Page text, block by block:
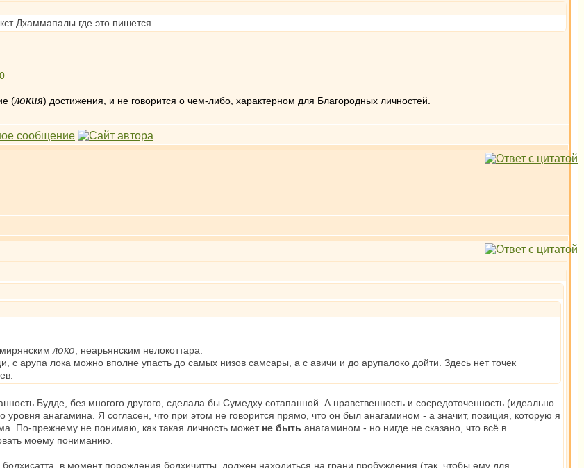
Дхаммапалы где это пишется.
(локия) достижения, и не говорится о чем-либо, характерном для Благородных личностей.
локо , неарьянским нелокоттара.
с арупа лока можно вполне упасть до самых низов самсары, а с авичи и до арупалоко дойти. Здесь нет точек
Будде, без многого другого, сделала бы Сумедху сотапанной. А нравственность и сосредоточенность (идеально
анагамина. Я согласен, что при этом не говорится прямо, что он был анагамином - а значит, позиция, которую я
По-прежнему не понимаю, как такая личность может не быть анагамином - но нигде не сказано, что всё в
моему пониманию.
в момент порождения бодхичитты, должен находиться на грани пробуждения (так, чтобы ему для